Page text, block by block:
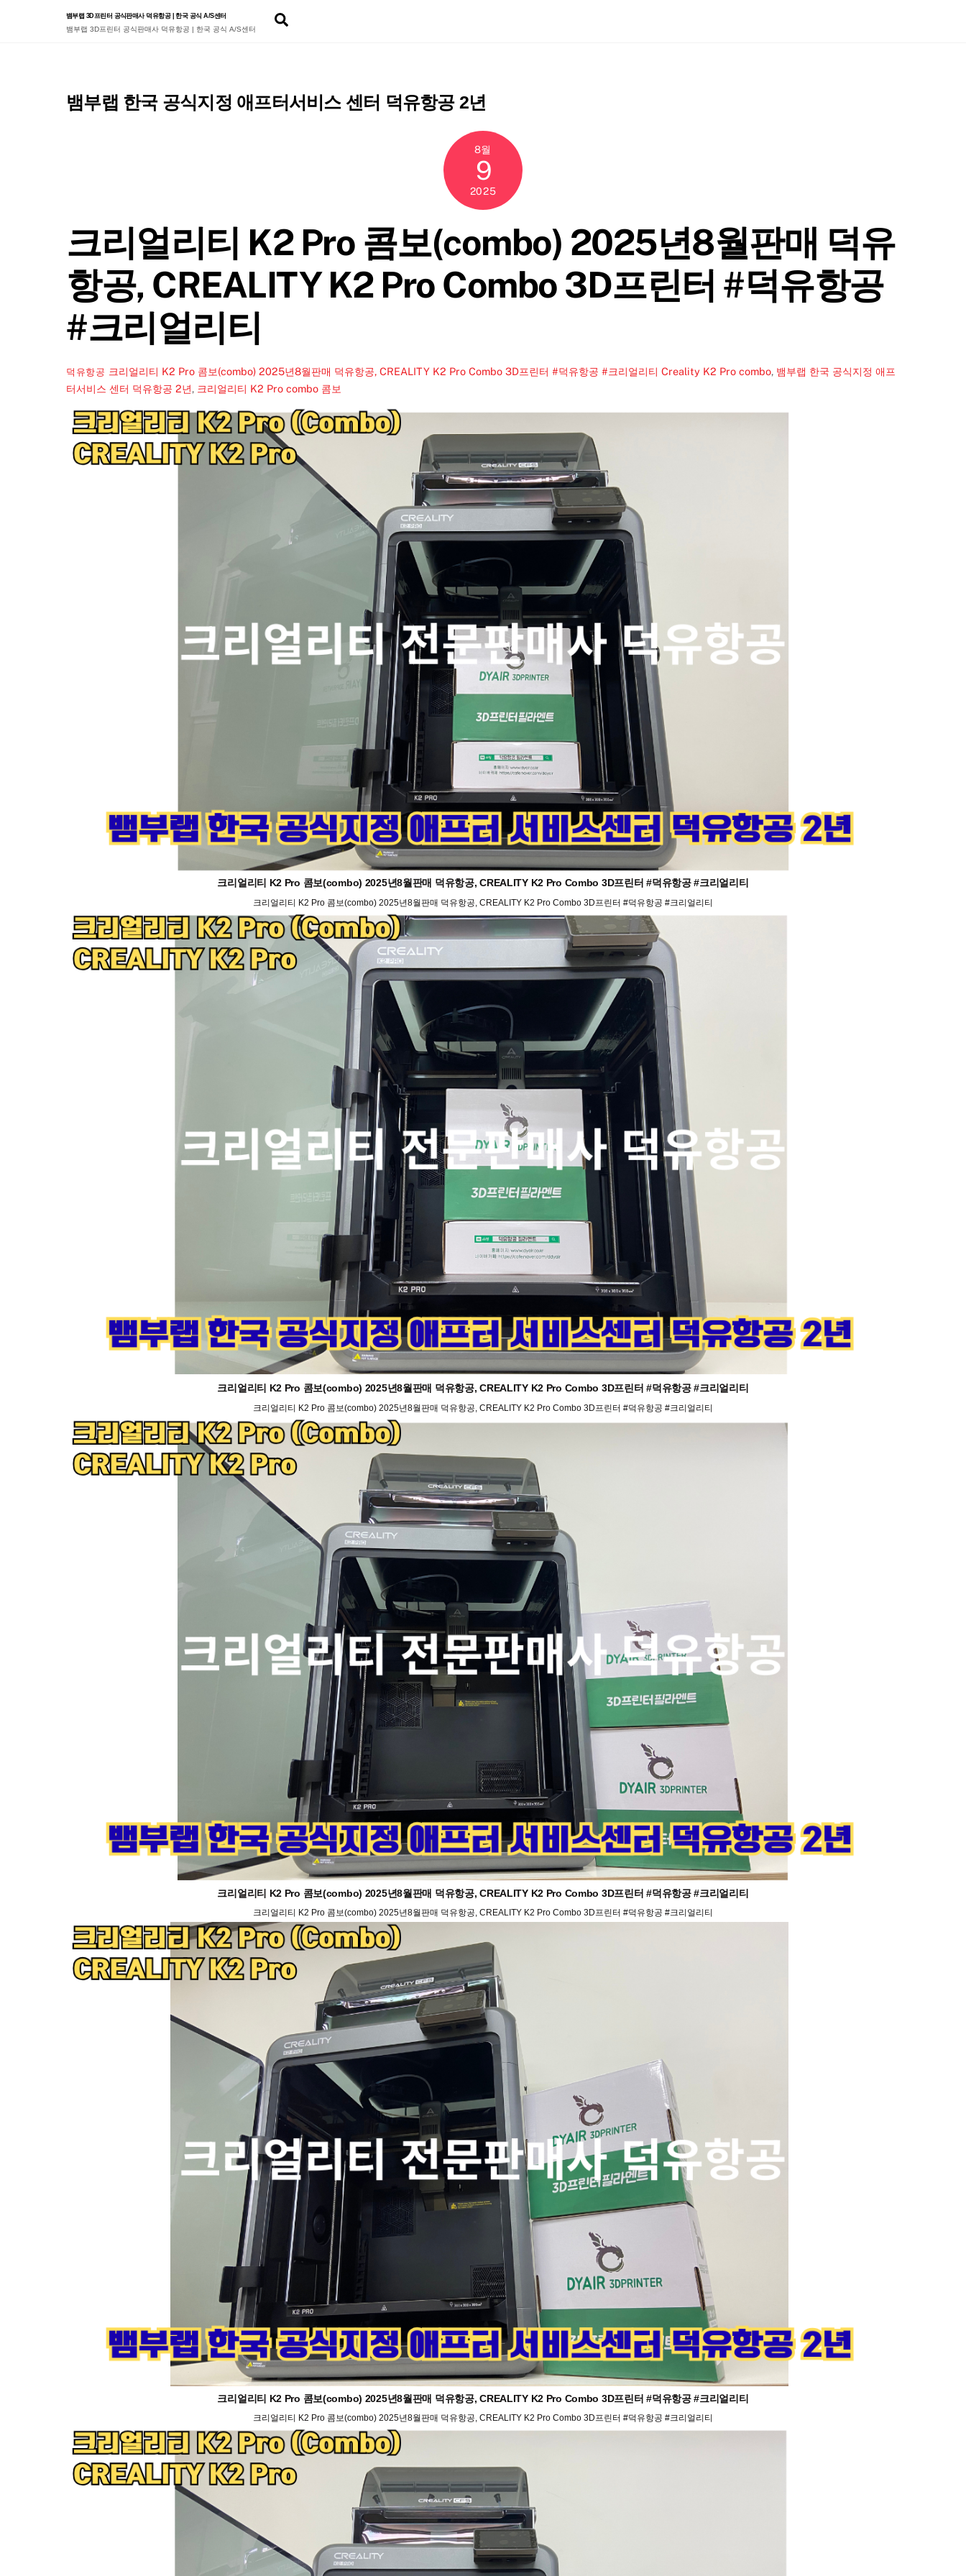
뱀부랩 3D프린터 공식판매사 덕유항공 | 한국 공식 A/S센터
뱀부랩 3D프린터 공식판매사 덕유항공 | 한국 공식 A/S센터
뱀부랩 한국 공식지정 애프터서비스 센터 덕유항공 2년
8월
9
2025
크리얼리티 K2 Pro 콤보(combo) 2025년8월판매 덕유
항공, CREALITY K2 Pro Combo 3D프린터 #덕유항공
#크리얼리티
덕유항공 크리얼리티 K2 Pro 콤보(combo) 2025년8월판매 덕유항공, CREALITY K2 Pro Combo 3D프린터 #덕유항공 #크리얼리티 Creality K2 Pro combo, 뱀부랩 한국 공식지정 애프
터서비스 센터 덕유항공 2년, 크리얼리티 K2 Pro combo 콤보
크리얼리티 K2 Pro 콤보(combo) 2025년8월판매 덕유항공, CREALITY K2 Pro Combo 3D프린터 #덕유항공 #크리얼리티
크리얼리티 K2 Pro 콤보(combo) 2025년8월판매 덕유항공, CREALITY K2 Pro Combo 3D프린터 #덕유항공 #크리얼리티
크리얼리티 K2 Pro 콤보(combo) 2025년8월판매 덕유항공, CREALITY K2 Pro Combo 3D프린터 #덕유항공 #크리얼리티
크리얼리티 K2 Pro 콤보(combo) 2025년8월판매 덕유항공, CREALITY K2 Pro Combo 3D프린터 #덕유항공 #크리얼리티
크리얼리티 K2 Pro 콤보(combo) 2025년8월판매 덕유항공, CREALITY K2 Pro Combo 3D프린터 #덕유항공 #크리얼리티
크리얼리티 K2 Pro 콤보(combo) 2025년8월판매 덕유항공, CREALITY K2 Pro Combo 3D프린터 #덕유항공 #크리얼리티
크리얼리티 K2 Pro 콤보(combo) 2025년8월판매 덕유항공, CREALITY K2 Pro Combo 3D프린터 #덕유항공 #크리얼리티
크리얼리티 K2 Pro 콤보(combo) 2025년8월판매 덕유항공, CREALITY K2 Pro Combo 3D프린터 #덕유항공 #크리얼리티